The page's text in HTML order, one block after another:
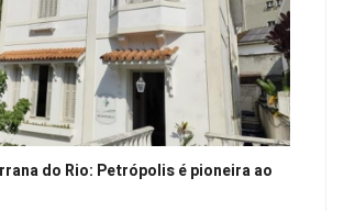
do Rio: Petrópolis é pioneira ao